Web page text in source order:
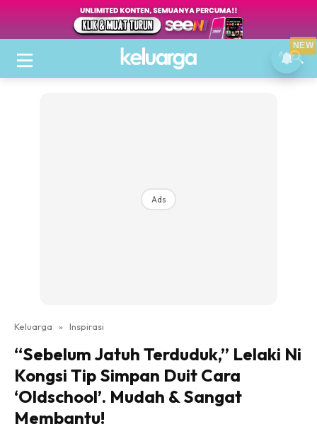
Ads
Keluarga » Inspirasi
“Sebelum Jatuh Terduduk,” Lelaki Ni
Kongsi Tip Simpan Duit Cara
‘Oldschool’. Mudah & Sangat
Membantu!
NEW